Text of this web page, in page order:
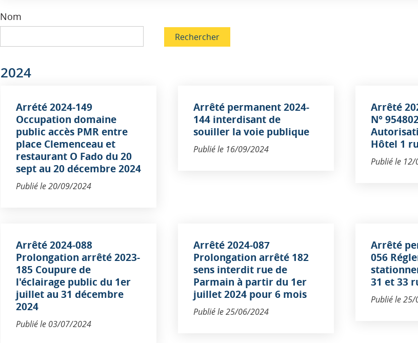
Nom
Rechercher
2024
Arrété 2024-149
Occupation domaine
public accès PMR entre
place Clemenceau et
restaurant O Fado du 20
sept au 20 décembre 2024
Publié le20/09/2024
Arrêté permanent 2024-
144 interdisant de
souiller la voie publique
Publié le 16/09/2024
Arrêté
N°
Hôtel 1
Publié le 12/
Arrêté 2024-088
Prolongation arrêté 2023-
185 Coupure de
l'éclairage public du 1er
juillet au 31 décembre
2024
Publié le 03/07/2024
Arrêté 2024-087
Prolongation arrêté 182
sens interdit rue de
Parmain à partir du 1er
juillet 2024 pour 6 mois
Publié le25/06/2024
Arrêté
056
31 et 33
Publié le25/